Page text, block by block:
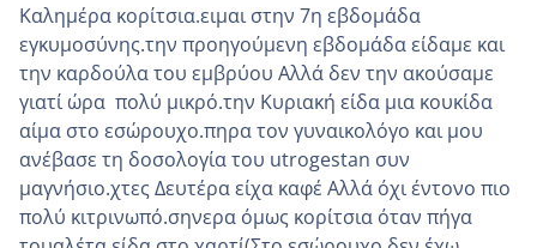
Καλημέρα κορίτσια.ειμαι στην 7η εβδομάδα
εγκυμοσύνης.την προηγούμενη εβδομάδα είδαμε και
την καρδούλα του εμβρύου Αλλά δεν την ακούσαμε
γιατί ώρα πολύ μικρό.την Κυριακή είδα μια κουκίδα
αίμα στο εσώρουχο.πηρα τον γυναικολόγο και μου
ανέβασε τη δοσολογία του utrogestan συν
μαγνήσιο.χτες Δευτέρα είχα καφέ Αλλά όχι έντονο πιο
πολύ κιτρινωπό.σηνερα όμως κορίτσια όταν πήγα